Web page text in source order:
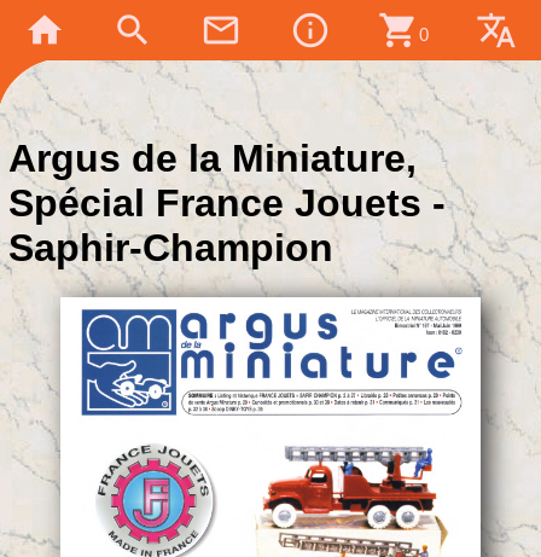
home search mail_outline info_outline shopping_cart 0 translate
Argus de la Miniature,
Spécial France Jouets -
Saphir-Champion